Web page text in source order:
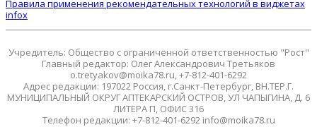
Правила применения рекомендательных технологий в виджетах
infox
Учредитель: Общество с ограниченной ответственностью "Рост"
Главный редактор: Олег Александрович Третьяков
o.tretyakov@moika78.ru, +7-812-401-6292
Адрес редакции: 197022 Россия, г.Санкт-Петербург, ВН.ТЕР.Г.
МУНИЦИПАЛЬНЫЙ ОКРУГ АПТЕКАРСКИЙ ОСТРОВ, УЛ ЧАПЫГИНА, Д. 6
ЛИТЕРА П, ОФИС 316
Телефон редакции: +7-812-401-6292 info@moika78.ru